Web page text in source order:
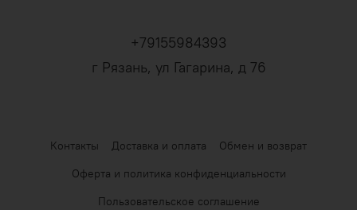
+79155984393
г Рязань, ул Гагарина, д 76
Контакты Доставка и оплата
Обмен и возврат
Оферта и политика конфиденциальности
Пользовательское соглашение